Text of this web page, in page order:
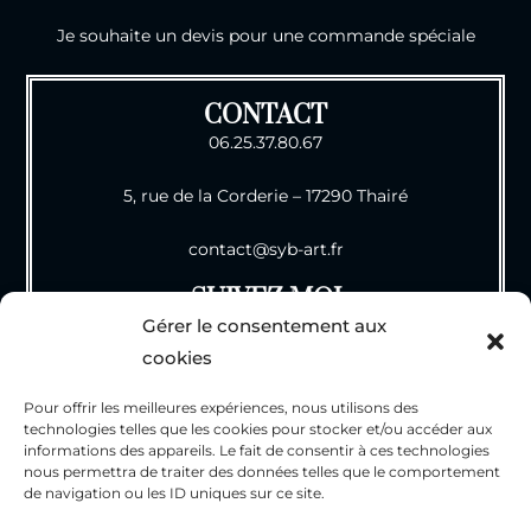
Gérer le consentement aux
cookies
Pour offrir les meilleures expériences, nous utilisons des
technologies telles que les cookies pour stocker et/ou accéder aux
informations des appareils. Le fait de consentir à ces technologies
nous permettra de traiter des données telles que le comportement
de navigation ou les ID uniques sur ce site.
Je souhaite un devis pour une commande spéciale
CONTACT
06.25.37.80.67
5, rue de la Corderie – 17290 Thairé
contact@syb-art.fr
SUIVEZ MOI
INFOS
CGV
Mentions Légales
Politique de Confidentialité